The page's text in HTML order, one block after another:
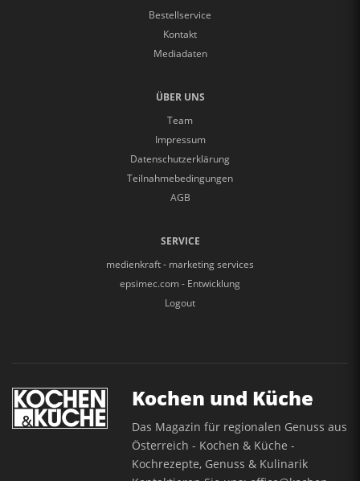
Bestellservice
Kontakt
Mediadaten
ÜBER UNS
Team
Impressum
Datenschutzerklärung
Teilnahmebedingungen
AGB
SERVICE
medienkraft - marketing services
epsimec.com - Entwicklung
Logout
Kochen und Küche
Das Magazin für regionalen Genuss aus
Österreich - Kochen & Küche -
Kochrezepte, Genuss & Kulinarik